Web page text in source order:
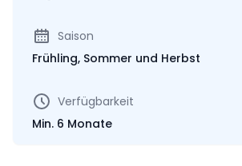
Saison
Frühling, Sommer und Herbst
Verfügbarkeit
Min. 6 Monate